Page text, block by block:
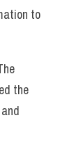
to
the